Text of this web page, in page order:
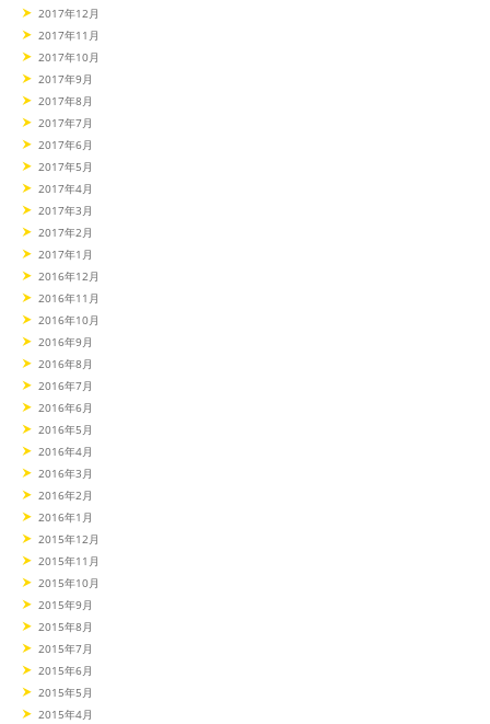
2017年12月
2017年11月
2017年10月
2017年9月
2017年8月
2017年7月
2017年6月
2017年5月
2017年4月
2017年3月
2017年2月
2017年1月
2016年12月
2016年11月
2016年10月
2016年9月
2016年8月
2016年7月
2016年6月
2016年5月
2016年4月
2016年3月
2016年2月
2016年1月
2015年12月
2015年11月
2015年10月
2015年9月
2015年8月
2015年7月
2015年6月
2015年5月
2015年4月